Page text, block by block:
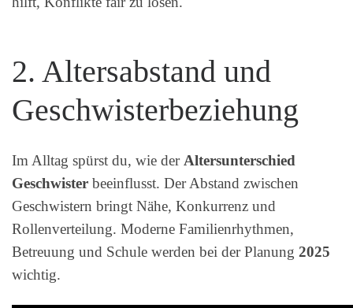
2. Altersabstand und
Geschwisterbeziehung
Im Alltag spürst du, wie der Altersunterschied
Geschwister beeinflusst. Der Abstand zwischen
Geschwistern bringt Nähe, Konkurrenz und
Rollenverteilung. Moderne Familienrhythmen,
Betreuung und Schule werden bei der Planung 2025
wichtig.